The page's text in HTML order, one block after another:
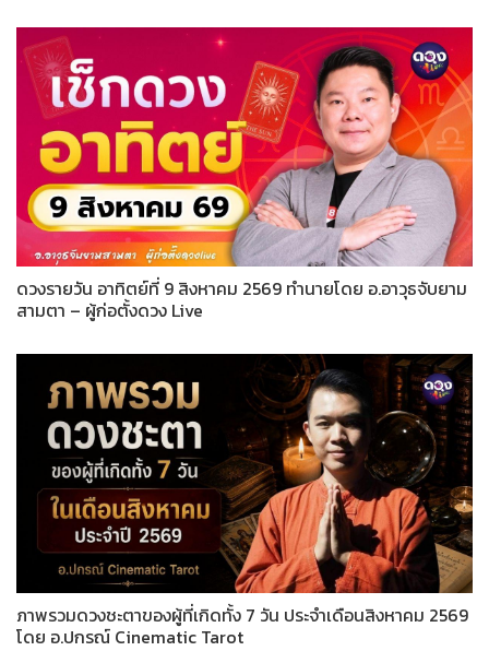
ดวงรายวัน อาทิตย์ที่ 9 สิงหาคม 2569 ทำนายโดย อ.อาวุธจับยาม
สามตา – ผู้ก่อตั้งดวง Live
ภาพรวมดวงชะตาของผู้ที่เกิดทั้ง 7 วัน ประจำเดือนสิงหาคม 2569
โดย อ.ปกรณ์ Cinematic Tarot